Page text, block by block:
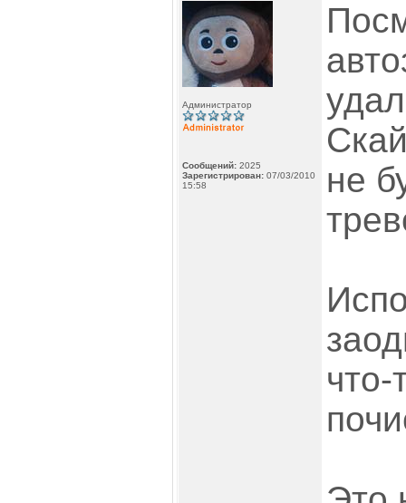
Администратор
Сообщений: 2025
Зарегистрирован: 07/03/2010
15:58
не
что-